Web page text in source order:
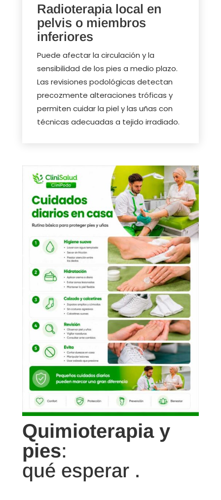
Radioterapia local en
pelvis o miembros
inferiores
Puede afectar la circulación y la
sensibilidad de los pies a medio plazo.
Las revisiones podológicas detectan
precozmente alteraciones tróficas y
permiten cuidar la piel y las uñas con
técnicas adecuadas a tejido irradiado.
Quimioterapia y
pies:
qué esperar .